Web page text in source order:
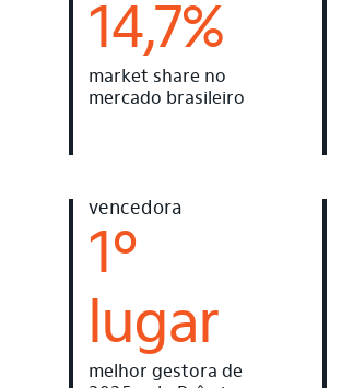
14,7%
market share no
mercado brasileiro
vencedora
1º
lugar
melhor gestora de